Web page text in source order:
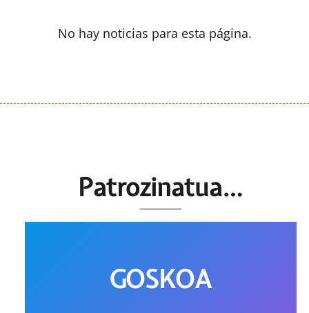
No hay noticias para esta página.
Patrozinatua…
GOSKOA